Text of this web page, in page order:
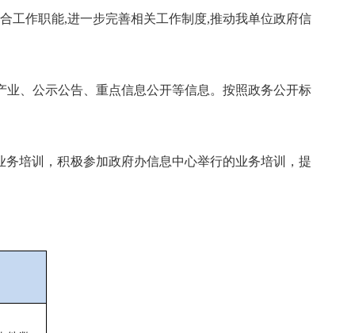
工作职能,进一步完善相关工作制度,推动我单位政府信
、公示公告、重点信息公开等信息。按照政务公开标
培训，积极参加政府办信息中心举行的业务培训，提